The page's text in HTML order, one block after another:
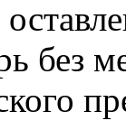
без